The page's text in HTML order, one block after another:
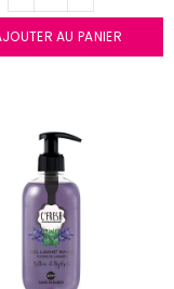
AU PANIER